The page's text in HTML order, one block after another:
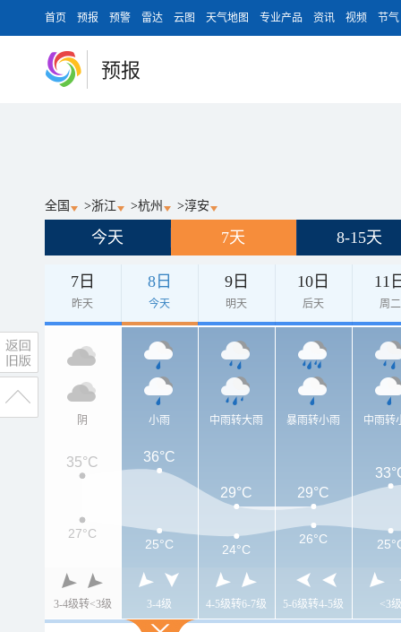
首页 预报 预警 雷达 云图 天气地图 专业产品 资讯 视频 节气
预报
全国 >浙江 >杭州 >淳安
今天 7天 8-15天
7日
昨天
8日
今天
9日
明天
10日
后天
11
周二
阴
3-4级转<3级
小雨
3-4级
中雨转大雨
4-5级转6-7级
暴雨转小雨
5-6级转4-5级
中雨转
<3级
35°C 36°C
29°C 29°C
27°C
25°C 24°C
26°C